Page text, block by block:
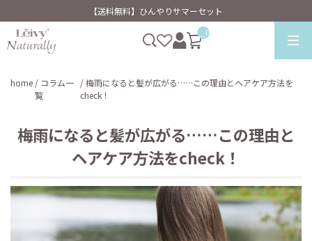
【送料無料】ひんやりサマーセット
__ITM_CNT__
home / コラム一
覧
/ 梅雨になると髪が広がる……この理由とヘアケア方法を
check！
梅雨になると髪が広がる……この理由と
ヘアケア方法をcheck！